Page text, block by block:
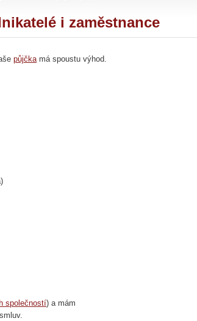
i zaměstnance
půjčkamá spoustu výhod.
společností) a mám